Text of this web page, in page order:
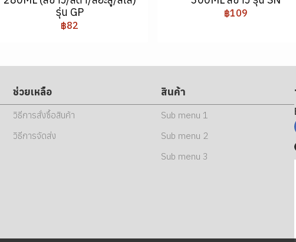
รุ่น GP
฿82
฿109
ช่วยเหลือ
วิธีการสั่งซื้อสินค้า
วิธีการจัดส่ง
สินค้า
Sub menu 1
Sub menu 2
Sub menu 3